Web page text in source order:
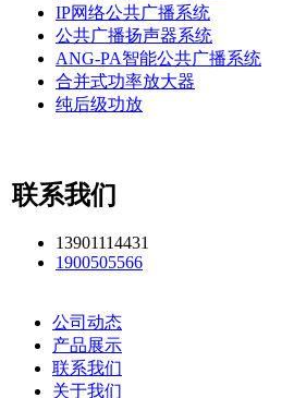
IP网络公共广播系统
公共广播扬声器系统
ANG-PA智能公共广播系统
合并式功率放大器
纯后级功放
联系我们
13901114431
1900505566
公司动态
产品展示
联系我们
关于我们